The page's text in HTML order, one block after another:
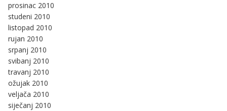
prosinac 2010
studeni 2010
listopad 2010
rujan 2010
srpanj 2010
svibanj 2010
travanj 2010
ožujak 2010
veljača 2010
siječanj 2010